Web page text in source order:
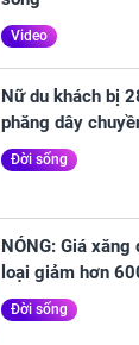
Video
Nữ du khách bị
phăng dây
Đời sống
NÓNG: Giá
loại giảm hơn
Đời sống